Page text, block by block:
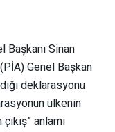
Sinan
Genel Başkan
deklarasyonu
ülkenin
anlamı